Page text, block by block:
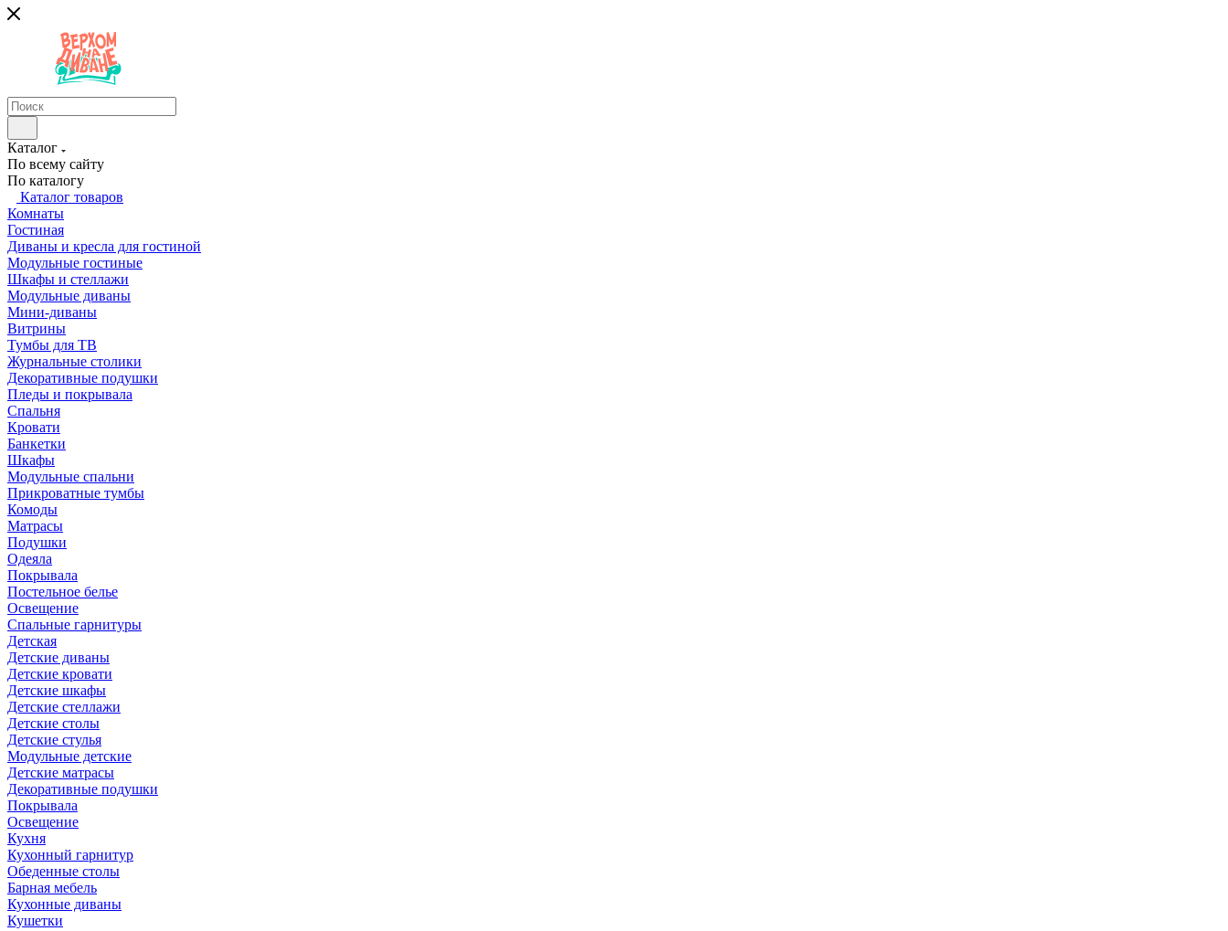
Каталог
По всему сайту
По каталогу
Каталог товаров
Комнаты
Гостиная
Диваны и кресла для гостиной
Модульные гостиные
Шкафы и стеллажи
Модульные диваны
Мини-диваны
Витрины
Тумбы для ТВ
Журнальные столики
Декоративные подушки
Пледы и покрывала
Спальня
Кровати
Банкетки
Шкафы
Модульные спальни
Прикроватные тумбы
Комоды
Матрасы
Подушки
Одеяла
Покрывала
Постельное белье
Освещение
Спальные гарнитуры
Детская
Детские диваны
Детские кровати
Детские шкафы
Детские стеллажи
Детские столы
Детские стулья
Модульные детские
Детские матрасы
Декоративные подушки
Покрывала
Освещение
Кухня
Кухонный гарнитур
Обеденные столы
Барная мебель
Кухонные диваны
Кушетки